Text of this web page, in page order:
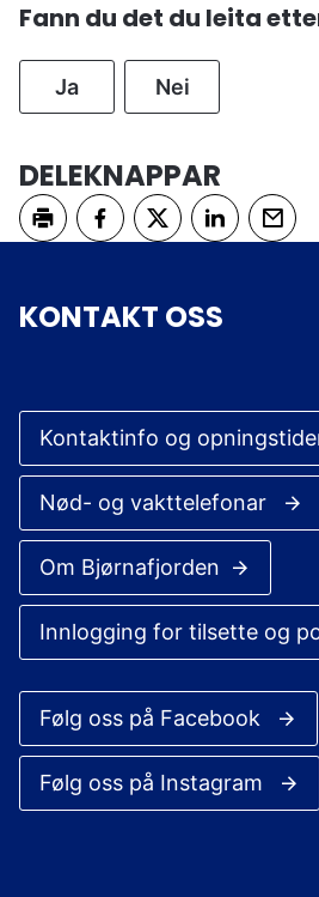
Fann du det du leita
Ja Nei
DELEKNAPPAR
KONTAKT OSS
Kontaktinfo og
Nød- og vakttelefonar
Om Bjørnafjorden
Innlogging for tilsette og
Følg oss på Facebook
Følg oss på Instagram